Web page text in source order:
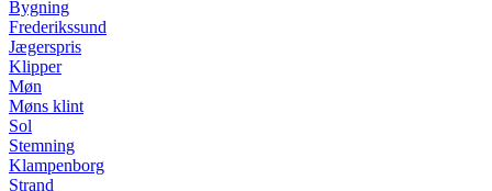
Bygning
Frederikssund
Jægerspris
Klipper
Møn
Møns klint
Sol
Stemning
Klampenborg
Strand